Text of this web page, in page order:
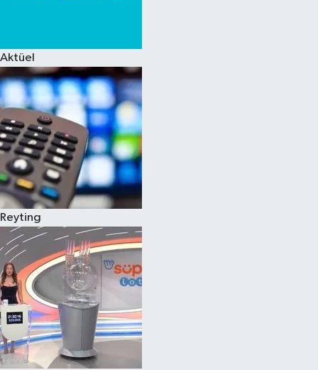
Aktüel
Reyting